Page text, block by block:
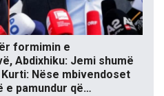
formimin e
Abdixhiku: Jemi shumë
Nëse mbivendoset
pamundur që…